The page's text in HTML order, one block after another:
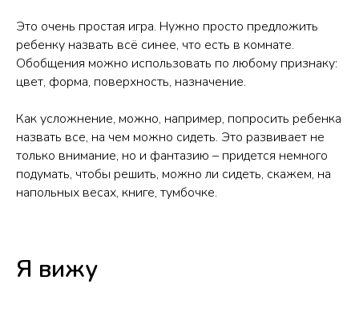
Это очень простая игра. Нужно просто предложить
ребенку назвать всё синее, что есть в комнате.
Обобщения можно использовать по любому признаку:
цвет, форма, поверхность, назначение.
Как усложнение, можно, например, попросить ребенка
назвать все, на чем можно сидеть. Это развивает не
только внимание, но и фантазию – придется немного
подумать, чтобы решить, можно ли сидеть, скажем, на
напольных весах, книге, тумбочке.
Я вижу